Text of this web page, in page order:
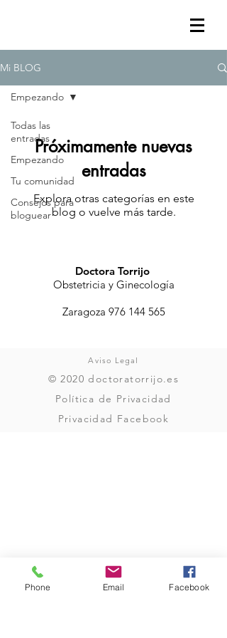
Mi BLOG
Todas las
entradas
Empezando
Tu comunidad
Consejos para
bloguear
Empezando
Próximamente nuevas
entradas
Explora otras categorías en este
blog o vuelve más tarde.
Doctora Torrijo
Obstetricia y Ginecología
Zaragoza 976 144 565
Aviso Legal
© 2020 doctoratorrijo.es
Política de Privacidad
Privacidad Facebook
Phone Email Facebook